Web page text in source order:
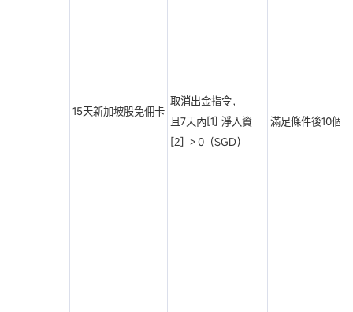
15天新加坡股免佣卡
取消出金指令，
且7天內[1] 淨入資
[2] ＞0（SGD）
滿足條件後10個